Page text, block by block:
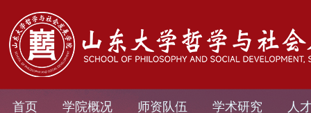
首页 学院概况 师资队伍 学术研究 人